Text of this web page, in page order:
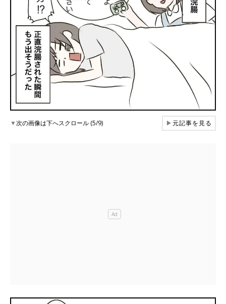
▼次の画像は下へスクロール (5/9) ▶元記事を見る